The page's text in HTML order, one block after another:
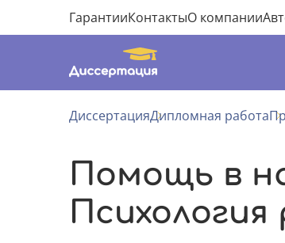
ГарантииКонтактыО компании
ДиссертацияДипломная работа
Помощь в
Психология